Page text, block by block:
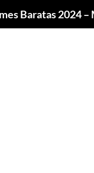
Baratas 2024